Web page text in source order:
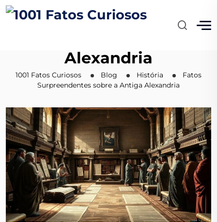
Fatos Surpreendentes
Alexandria
1001 Fatos Curiosos Blog História
Fatos
Surpreendentes sobre a Antiga Alexandria